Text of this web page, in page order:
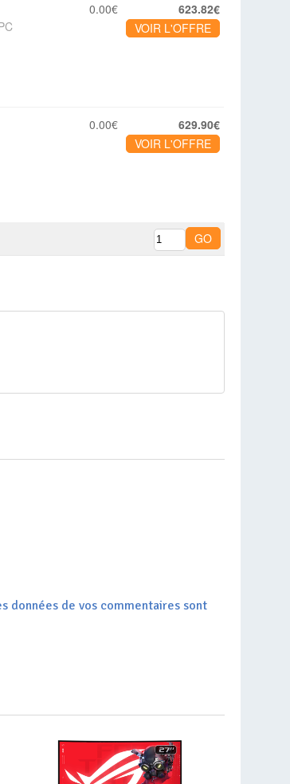
0.00€
623.82€
VOIR L'OFFRE
0.00€
629.90€
VOIR L'OFFRE
données de vos commentaires sont